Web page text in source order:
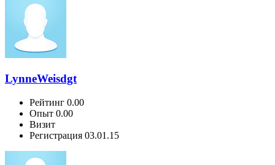
LynneWeisdgt
Рейтинг 0.00
Опыт 0.00
Визит
Регистрация 03.01.15